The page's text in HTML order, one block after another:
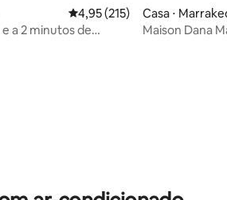
115 avaliações4,95 de uma avaliação média
4,95 (215)
e a 2 minutos de
Casa ⋅
Maison Dana